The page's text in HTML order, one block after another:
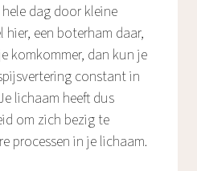
dag door kleine
hier, een boterham daar,
komkommer, dan kun je
constant in
lichaam heeft dus
om zich bezig te
processen in je lichaam.